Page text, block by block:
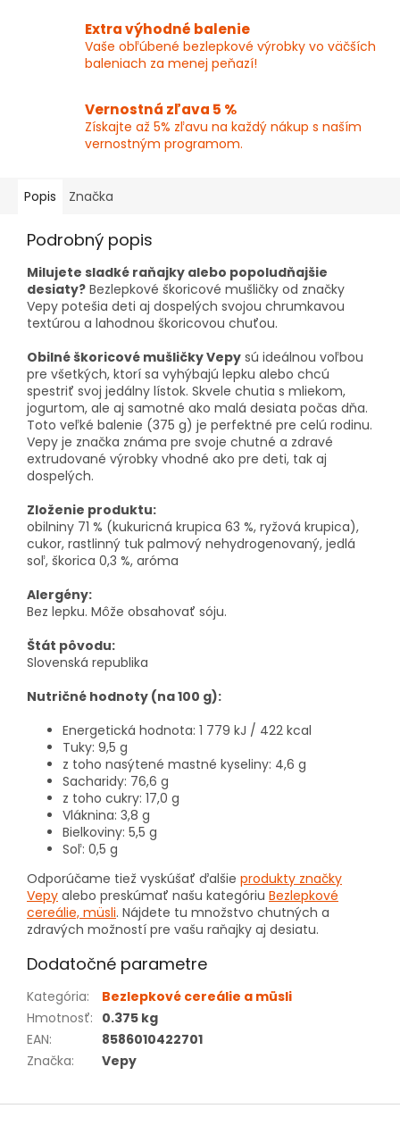
Extra výhodné balenie
Vaše obľúbené bezlepkové výrobky vo väčších
baleniach za menej peňazí!
Vernostná zľava 5 %
Získajte až 5% zľavu na každý nákup s naším
vernostným programom.
Popis Značka
Podrobný popis
Milujete sladké raňajky alebo popoludňajšie
desiaty? Bezlepkové škoricové mušličky od značky
Vepy potešia deti aj dospelých svojou chrumkavou
textúrou a lahodnou škoricovou chuťou.
Obilné škoricové mušličky Vepy sú ideálnou voľbou
pre všetkých, ktorí sa vyhýbajú lepku alebo chcú
spestriť svoj jedálny lístok. Skvele chutia s mliekom,
jogurtom, ale aj samotné ako malá desiata počas dňa.
Toto veľké balenie (375 g) je perfektné pre celú rodinu.
Vepy je značka známa pre svoje chutné a zdravé
extrudované výrobky vhodné ako pre deti, tak aj
dospelých.
Zloženie produktu:
obilniny 71 % (kukuricná krupica 63 %, ryžová krupica),
cukor, rastlinný tuk palmový nehydrogenovaný, jedlá
soľ, škorica 0,3 %, aróma
Alergény:
Bez lepku. Môže obsahovať sóju.
Štát pôvodu:
Slovenská republika
Nutričné hodnoty (na 100 g):
Energetická hodnota: 1 779 kJ / 422 kcal
Tuky: 9,5 g
z toho nasýtené mastné kyseliny: 4,6 g
Sacharidy: 76,6 g
z toho cukry: 17,0 g
Vláknina: 3,8 g
Bielkoviny: 5,5 g
Soľ: 0,5 g
Odporúčame tiež vyskúšať ďalšie produkty značky
Vepy alebo preskúmať našu kategóriu Bezlepkové
cereálie, müsli. Nájdete tu množstvo chutných a
zdravých možností pre vašu raňajky aj desiatu.
Dodatočné parametre
Kategória:
Bezlepkové cereálie a müsli
Hmotnosť: 0.375 kg
EAN:
8586010422701
Značka: Vepy
Z